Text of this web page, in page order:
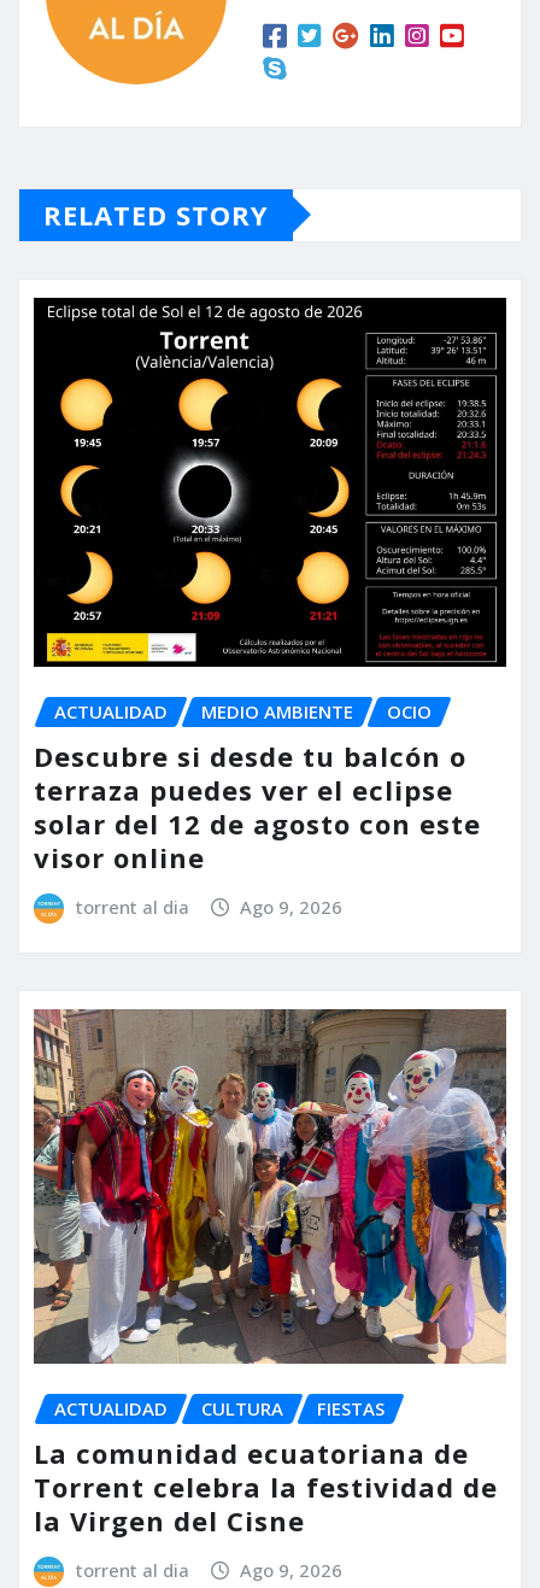
RELATED STORY
ACTUALIDAD MEDIO AMBIENTE OCIO
Descubre si desde tu balcón o
terraza puedes ver el eclipse
solar del 12 de agosto con este
visor online
torrent al dia Ago 9, 2026
ACTUALIDAD CULTURA FIESTAS
La comunidad ecuatoriana de
Torrent celebra la festividad de
la Virgen del Cisne
torrent al dia Ago 9, 2026